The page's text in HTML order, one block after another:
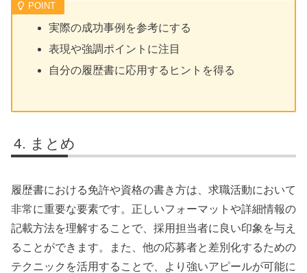
実際の成功事例を参考にする
表現や強調ポイントに注目
自分の履歴書に応用するヒントを得る
まとめ
履歴書における免許や資格の書き方は、求職活動において
非常に重要な要素です。正しいフォーマットや詳細情報の
記載方法を理解することで、採用担当者に良い印象を与え
ることができます。また、他の応募者と差別化するための
テクニックを活用することで、より強いアピールが可能に